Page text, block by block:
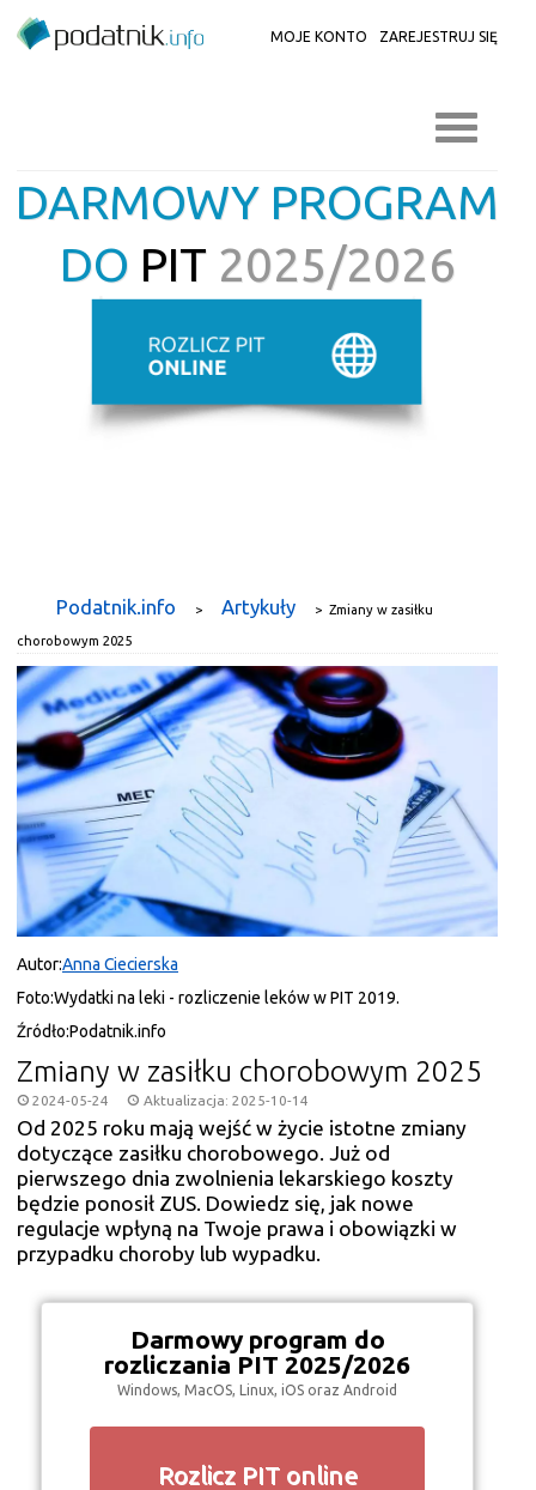
MOJE KONTO ZAREJESTRUJ SIĘ
DARMOWY PROGRAM
DO PIT 2025/2026
Podatnik.info > Artykuły > Zmiany w zasiłku
chorobowym 2025
Autor:Anna Ciecierska
Foto:Wydatki na leki - rozliczenie leków w PIT 2019.
Źródło:Podatnik.info
Zmiany w zasiłku chorobowym 2025
2024-05-24 Aktualizacja: 2025-10-14
Od 2025 roku mają wejść w życie istotne zmiany
dotyczące zasiłku chorobowego. Już od
pierwszego dnia zwolnienia lekarskiego koszty
będzie ponosił ZUS. Dowiedz się, jak nowe
regulacje wpłyną na Twoje prawa i obowiązki w
przypadku choroby lub wypadku.
Darmowy program do
rozliczania PIT 2025/2026
Windows, MacOS, Linux, iOS oraz Android
Rozlicz PIT online